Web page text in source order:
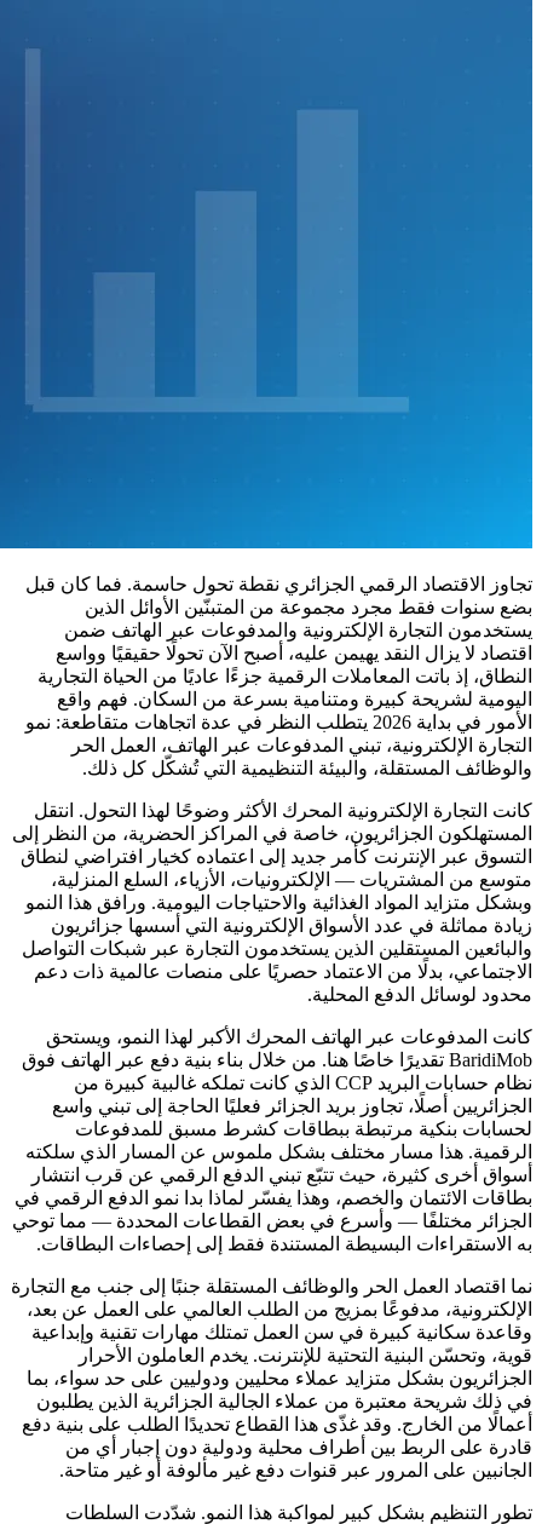
تجاوز الاقتصاد الرقمي الجزائري نقطة تحول حاسمة. فما كان قبل
بضع سنوات فقط مجرد مجموعة من المتبنّين الأوائل الذين
يستخدمون التجارة الإلكترونية والمدفوعات عبر الهاتف ضمن
اقتصاد لا يزال النقد يهيمن عليه، أصبح الآن تحولًا حقيقيًا وواسع
النطاق، إذ باتت المعاملات الرقمية جزءًا عاديًا من الحياة التجارية
اليومية لشريحة كبيرة ومتنامية بسرعة من السكان. فهم واقع
الأمور في بداية 2026 يتطلب النظر في عدة اتجاهات متقاطعة: نمو
التجارة الإلكترونية، تبني المدفوعات عبر الهاتف، العمل الحر
والوظائف المستقلة، والبيئة التنظيمية التي تُشكّل كل ذلك.
كانت التجارة الإلكترونية المحرك الأكثر وضوحًا لهذا التحول. انتقل
المستهلكون الجزائريون، خاصة في المراكز الحضرية، من النظر إلى
التسوق عبر الإنترنت كأمر جديد إلى اعتماده كخيار افتراضي لنطاق
متوسع من المشتريات — الإلكترونيات، الأزياء، السلع المنزلية،
وبشكل متزايد المواد الغذائية والاحتياجات اليومية. ورافق هذا النمو
زيادة مماثلة في عدد الأسواق الإلكترونية التي أسسها جزائريون
والبائعين المستقلين الذين يستخدمون التجارة عبر شبكات التواصل
الاجتماعي، بدلًا من الاعتماد حصريًا على منصات عالمية ذات دعم
محدود لوسائل الدفع المحلية.
كانت المدفوعات عبر الهاتف المحرك الأكبر لهذا النمو، ويستحق
BaridiMob تقديرًا خاصًا هنا. من خلال بناء بنية دفع عبر الهاتف فوق
نظام حسابات البريد CCP الذي كانت تملكه غالبية كبيرة من
الجزائريين أصلًا، تجاوز بريد الجزائر فعليًا الحاجة إلى تبني واسع
لحسابات بنكية مرتبطة ببطاقات كشرط مسبق للمدفوعات
الرقمية. هذا مسار مختلف بشكل ملموس عن المسار الذي سلكته
أسواق أخرى كثيرة، حيث تتبّع تبني الدفع الرقمي عن قرب انتشار
بطاقات الائتمان والخصم، وهذا يفسّر لماذا بدا نمو الدفع الرقمي في
الجزائر مختلفًا — وأسرع في بعض القطاعات المحددة — مما توحي
به الاستقراءات البسيطة المستندة فقط إلى إحصاءات البطاقات.
نما اقتصاد العمل الحر والوظائف المستقلة جنبًا إلى جنب مع التجارة
الإلكترونية، مدفوعًا بمزيج من الطلب العالمي على العمل عن بعد،
وقاعدة سكانية كبيرة في سن العمل تمتلك مهارات تقنية وإبداعية
قوية، وتحسّن البنية التحتية للإنترنت. يخدم العاملون الأحرار
الجزائريون بشكل متزايد عملاء محليين ودوليين على حد سواء، بما
في ذلك شريحة معتبرة من عملاء الجالية الجزائرية الذين يطلبون
أعمالًا من الخارج. وقد غذّى هذا القطاع تحديدًا الطلب على بنية دفع
قادرة على الربط بين أطراف محلية ودولية دون إجبار أي من
الجانبين على المرور عبر قنوات دفع غير مألوفة أو غير متاحة.
تطور التنظيم بشكل كبير لمواكبة هذا النمو. شدّدت السلطات